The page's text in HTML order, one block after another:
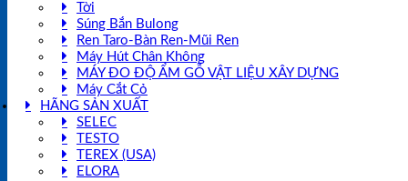
Tời
Súng Bắn Bulong
Ren Taro-Bàn Ren-Mũi Ren
Máy Hút Chân Không
MÁY ĐO ĐỘ ẨM GỖ VẬT LIỆU XÂY DỰNG
Máy Cắt Cỏ
HÃNG SẢN XUẤT
SELEC
TESTO
TEREX (USA)
ELORA